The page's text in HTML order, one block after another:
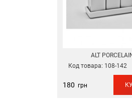
ALT
Код товара: 108-142
180 грн